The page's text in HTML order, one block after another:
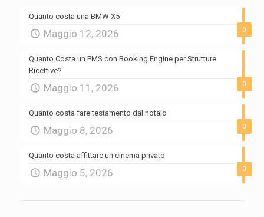
0
Quanto costa una BMW X5
Maggio 12, 2026
0
Quanto Costa un PMS con Booking Engine per Strutture
Ricettive?
Maggio 11, 2026
0
Quanto costa fare testamento dal notaio
Maggio 8, 2026
0
Quanto costa affittare un cinema privato
Maggio 5, 2026